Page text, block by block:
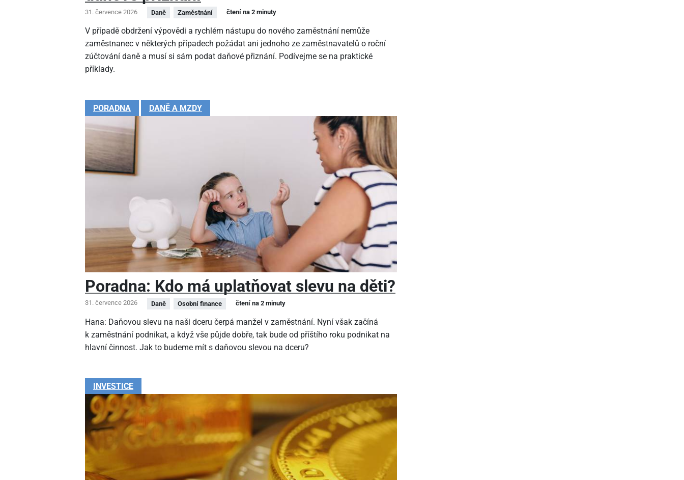
31. července 2026 Daně Zaměstnání čtení na 2 minuty
V případě obdržení výpovědi a rychlém nástupu do nového zaměstnání nemůže
zaměstnanec v některých případech požádat ani jednoho ze zaměstnavatelů o roční
zúčtování daně a musí si sám podat daňové přiznání. Podívejme se na praktické
příklady.
PORADNA DANĚ A MZDY
Poradna: Kdo má uplatňovat slevu na děti?
31. července 2026 Daně Osobní finance čtení na 2 minuty
Hana: Daňovou slevu na naši dceru čerpá manžel v zaměstnání. Nyní však začíná
k zaměstnání podnikat, a když vše půjde dobře, tak bude od příštího roku podnikat na
hlavní činnost. Jak to budeme mít s daňovou slevou na dceru?
INVESTICE